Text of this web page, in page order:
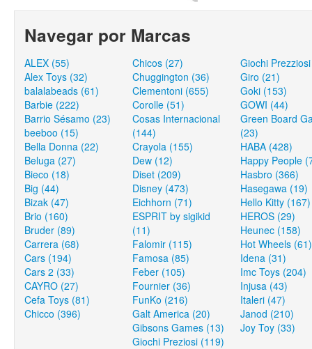
Navegar por Marcas
ALEX (55)
Alex Toys (32)
balalabeads (61)
Barbie (222)
Barrio Sésamo (23)
beeboo (15)
Bella Donna (22)
Beluga (27)
Bieco (18)
Big (44)
Bizak (47)
Brio (160)
Bruder (89)
Carrera (68)
Cars (194)
Cars 2 (33)
CAYRO (27)
Cefa Toys (81)
Chicco (396)
Chicos (27)
Chuggington (36)
Clementoni (655)
Corolle (51)
Cosas Internacional
(144)
Crayola (155)
Dew (12)
Diset (209)
Disney (473)
Eichhorn (71)
ESPRIT by sigikid
(11)
Falomir (115)
Famosa (85)
Feber (105)
Fournier (36)
FunKo (216)
Galt America (20)
Gibsons Games (13)
Giochi Preziosi (119)
Giochi
Giro (21)
Goki (153)
GOWI (44)
Green Board
(23)
HABA (428)
Happy People
Hasbro (366)
Hasegawa (19)
Hello Kitty (167)
HEROS (29)
Heunec (158)
Hot Wheels (61)
Idena (31)
Imc Toys (204)
Injusa (43)
Italeri (47)
Janod (210)
Joy Toy (33)